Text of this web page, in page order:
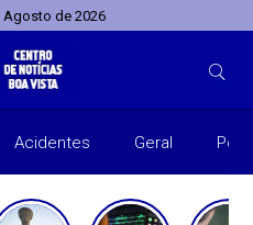
Agosto de 2026
Acidentes Geral